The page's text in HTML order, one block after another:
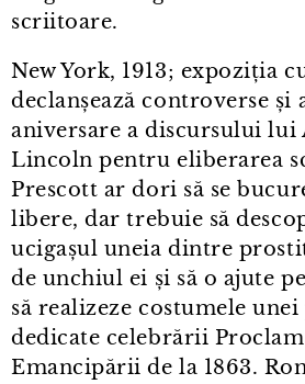
scriitoare.
New York, 1913; expoziția
declanșează controverse și
aniversare a discursului lui
Lincoln pentru eliberarea
Prescott ar dori să se
libere, dar trebuie să
ucigașul uneia dintre
de unchiul ei și să o ajute
să realizeze costumele
dedicate celebrării
Emancipării de la 1863.